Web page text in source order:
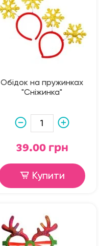
Обідок на пружинках
"Сніжинка"
39.00 грн
Купити